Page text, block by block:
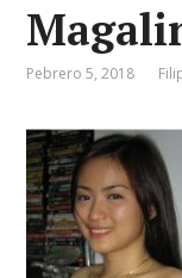
Pebrero 5, 2018